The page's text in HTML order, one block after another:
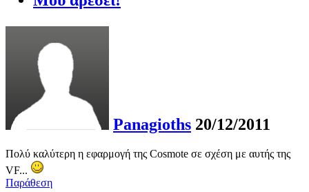
Panagioths 20/12/2011
Πολύ καλύτερη η εφαρμογή της Cosmote σε σχέση με αυτής της
VF...
Παράθεση